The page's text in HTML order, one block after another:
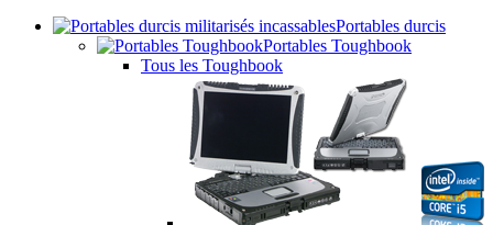
Portables durcis
Portables Toughbook
Tous les Toughbook